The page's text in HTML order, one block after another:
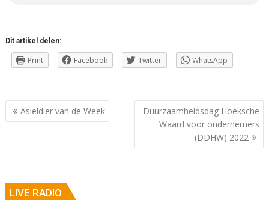
Dit artikel delen:
Print Facebook Twitter WhatsApp
Berichtnavigatie
Asieldier van de Week
Duurzaamheidsdag Hoeksche
Waard voor ondernemers
(DDHW) 2022
LIVE RADIO